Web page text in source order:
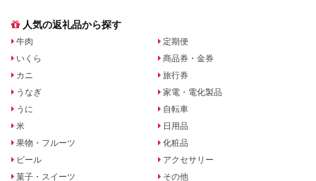
人気の返礼品から探す
牛肉
いくら
カニ
うなぎ
うに
米
果物・フルーツ
ビール
菓子・スイーツ
定期便
商品券・金券
旅行券
家電・電化製品
自転車
日用品
化粧品
アクセサリー
その他